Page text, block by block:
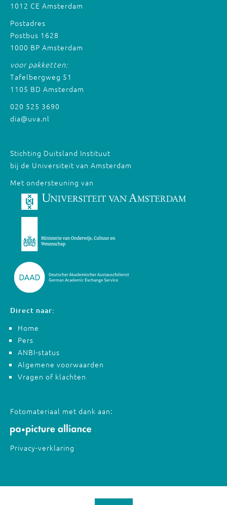
1012 CE Amsterdam
Postadres
Postbus 1628
1000 BP Amsterdam
voor pakketten:
Tafelbergweg 51
1105 BD Amsterdam
020 525 3690
dia@uva.nl
Stichting Duitsland Instituut
bij de Universiteit van Amsterdam
Met ondersteuning van
Direct naar:
Home
Pers
ANBI-status
Algemene voorwaarden
Vragen of klachten
Fotomateriaal met dank aan:
Privacy-verklaring